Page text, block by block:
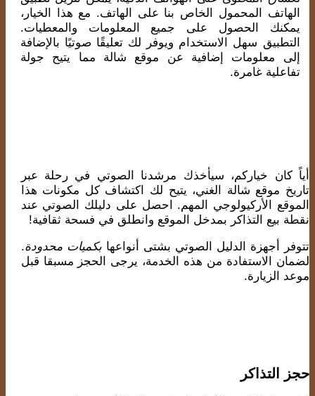
الهاتف المحمول الخاص بنا على الهاتف. مع هذا الخيار،
يمكنك الحصول على جميع المعلومات والمعطيات.
التطبيق سهل الاستخدام ويوفر لك تعليقًا صوتيًا بالإضافة
إلى معلومات إضافية عن موقع شالة مما يتيح جولة
تفاعلية غامرة.
أياً كان خياركم، سيأخذك مرشدنا الصوتي في رحلة عبر
تاريخ موقع شالة الغني، يتيح لك اكتشاف كل مكونات هذا
الموقع الأركيولوجي المهم. احصل على دليلك الصوتي عند
نقطة بيع التذاكر بمدخل الموقع وانطلق في فسحة ثقافية!
تتوفر أجهزة الدليل الصوتي بشتى أنواعهابكميات محدودة.
لضمان الاستفادة من هذه الخدمة، يرجى الحجز مسبقا قبل
موعد الزيارة.
حجز التذاكر